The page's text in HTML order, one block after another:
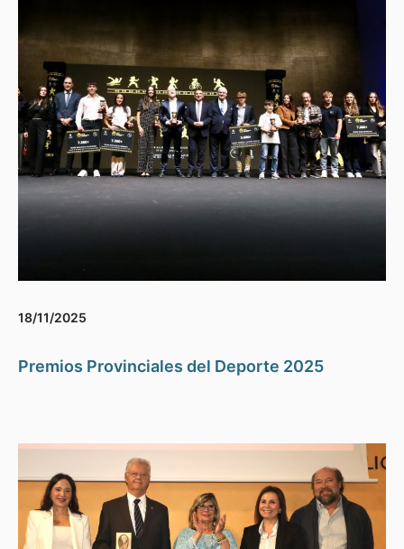
18/11/2025
Premios Provinciales del Deporte 2025